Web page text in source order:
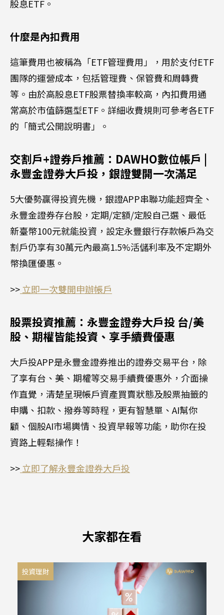
股息ETF。
什麼是內扣費用
這筆費用也被稱為「ETF管理費用」，用於支付ETF
團隊的運營成本，包括管理費、保管費和周轉費
等。由於高股息ETF股票替換率較高，內扣費用通
常高於市值篩選型ETF。詳細收費規則可參考各ETF
的「簡式公開說明書」。
交割戶+證券戶推薦：DAWHO數位帳戶 |
永豐金證券大戶投，銀證雙開一次滿足
5大優勢贏得投資先機，銀證APP串聯功能超齊全、
永豐金證券存台股，定期/定額/定股自己選、最低
新臺幣100元就能投資，設定永豐銀行存款帳戶為交
割戶仍享有30萬元內最高1.5%活儲利率及不定期外
幣換匯優惠。
>>立即一次雙開申辦帳戶
股票投資推薦：永豐金證券大戶投 台/美
股、期權皆能投資、享手續費優惠
大戶投APP是永豐金證券推出的證券交易平台，除
了享有台、美、期權等交易手續費優惠外，介面操
作直覺，清楚呈現帳戶資產買賣狀態及股票抽籤的
申購、扣款、撥券等時程，更有智慧單、AI幫你
顧、個股AI市場輿情、投資早報等功能，助你在投
資路上輕鬆操作！
>>立即了解永豐金證券大戶投
大家都在看
投資理財